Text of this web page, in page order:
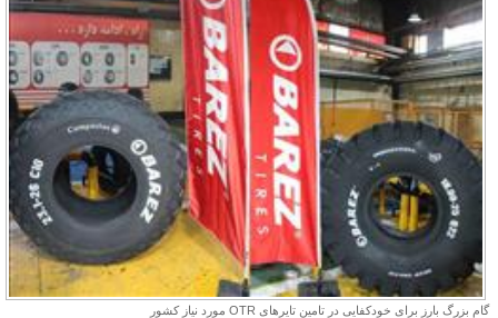
گام بزرگ بارز برای خودکفایی در تامین تایرهای OTR مورد نیاز کشور